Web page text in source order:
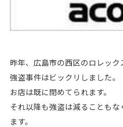
昨年、広島市の西区のロレッ
強盗事件はビックリしました。
お店は既に閉めてられます。
それ以降も強盗は減ることも
ます。